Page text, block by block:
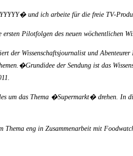
und ich arbeite für die freie TV-
Pilotfolgen des neuen wöchentlichen
der Wissenschaftsjournalist und
der Sendung ist das
um das Thema �Supermarkt� drehen. In
Thema eng in Zusammenarbeit mit